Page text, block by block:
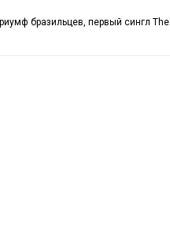
бразильцев, первый сингл The